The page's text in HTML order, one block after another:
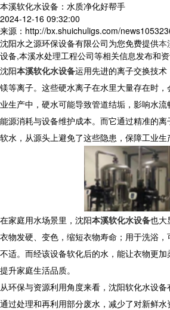
本溪软化水设备：水质净化好帮手
2024-12-16 09:32:00
来源：http://bx.shuichuligs.com/
沈阳水之源环保设备有限公司为您免费提供本
设备,本溪水处理工程公司等相关信息发布和
沈阳本溪软化水设备运用先进的离子交换技术
镁等离子。这些硬水离子在水里大量存在时
业生产中，硬水可能导致管道结垢，影响水
能源消耗与设备维护成本。而它通过精准的
软水，从源头上避免了这些隐患，保障工业生
在家庭用水场景里，沈阳本溪软化水设备也大
衣物发硬、变色，缩短衣物寿命；用于洗浴
不适。而经该设备软化后的水，能让衣物更加
提升家庭生活品质。
从环保与资源利用角度来看，沈阳软化水设备
通过处理和再利用部分废水，减少了对新鲜